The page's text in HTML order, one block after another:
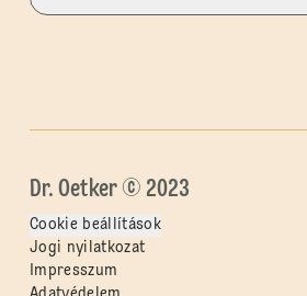
Dr. Oetker © 2023
Cookie beállítások
Jogi nyilatkozat
Impresszum